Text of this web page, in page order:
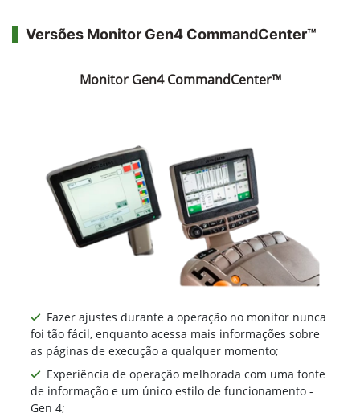
Versões Monitor Gen4 CommandCenter™
Monitor Gen4 CommandCenter™
Fazer ajustes durante a operação no monitor nunca
foi tão fácil, enquanto acessa mais informações sobre
as páginas de execução a qualquer momento;
Experiência de operação melhorada com uma fonte
de informação e um único estilo de funcionamento -
Gen 4;